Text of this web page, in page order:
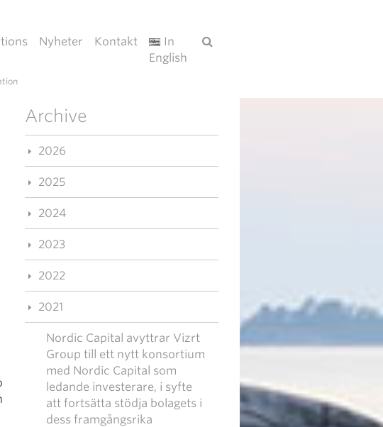
Nyheter Kontakt
In
English
Archive
2026
2025
2024
2023
2022
2021
Nordic Capital avyttrar Vizrt
Group till ett nytt konsortium
med Nordic Capital som
ledande investerare, i syfte
att fortsätta stödja bolagets i
dess framgångsrika